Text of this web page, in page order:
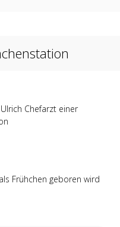
Chefarzt einer
Frühchen geboren wird